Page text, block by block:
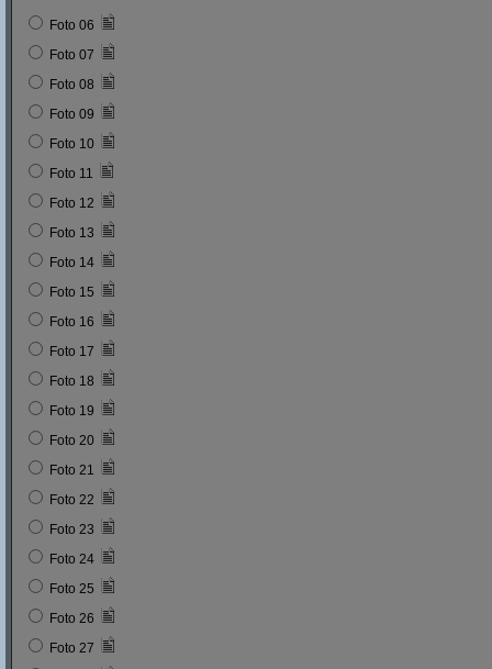
Foto 06
Foto 07
Foto 08
Foto 09
Foto 10
Foto 11
Foto 12
Foto 13
Foto 14
Foto 15
Foto 16
Foto 17
Foto 18
Foto 19
Foto 20
Foto 21
Foto 22
Foto 23
Foto 24
Foto 25
Foto 26
Foto 27